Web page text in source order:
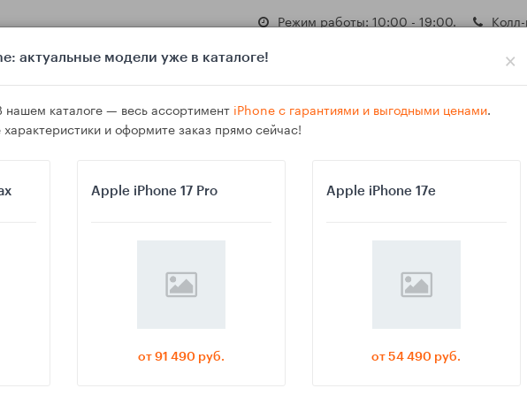
Режим работы: 10:00 - 19:00.
на домашний NAS без сложных настроек
САМОЕ
Как
актуальные модели уже в каталоге! ×
каталоге — весь ассортимент iPhone с гарантиями и выгодными ценами.
и оформите заказ прямо сейчас!
Apple iPhone 17 Pro
от 91 490 руб.
Apple iPhone 17e
от 54 490 руб.